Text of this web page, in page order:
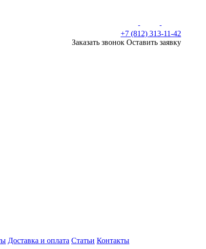
+7 (812) 313-11-42
Заказать звонок Оставить заявку
Доставка и оплата Статьи Контакты